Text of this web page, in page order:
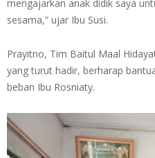
mengajarkan anak didik saya
sesama,” ujar Ibu Susi.
Prayitno, Tim Baitul Maal
yang turut hadir, berharap
beban Ibu Rosniaty.